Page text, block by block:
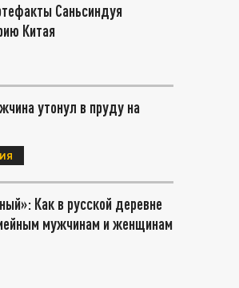
Саньсиндуя
Китая
утонул в пруду на
Как в русской деревне
мужчинам и женщинам